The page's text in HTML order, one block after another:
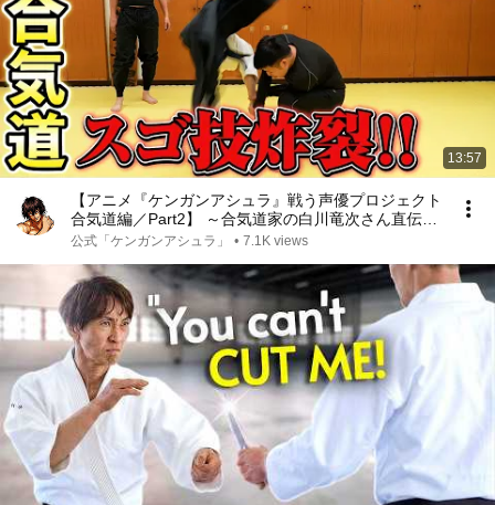
13:57
【アニメ『ケンガンアシュラ』戦う声優プロジェクト
合気道編／Part2】 ～合気道家の白川竜次さん直伝の
技を習得し、リアル拳願仕合を開戦！！～
公式「ケンガンアシュラ」 • 7.1K views